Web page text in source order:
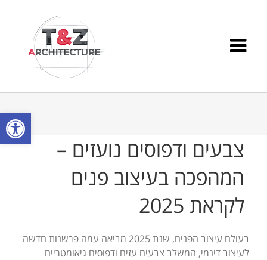
פתח
צבעים ודפוסים נועזים –
המהפכה בעיצוב פנים
לקראת 2025
בעולם עיצוב הפנים, שנת 2025 מביאה עמה פרשנות חדשה
לעיצוב דינמי, המשלב צבעים עזים ודפוסים גיאומטריים